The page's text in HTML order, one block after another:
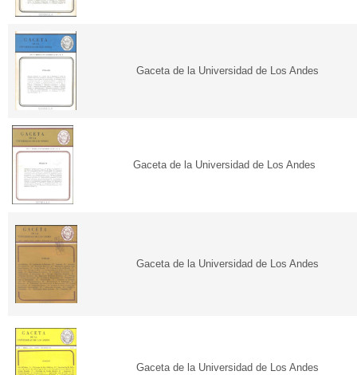
Gaceta de la Universidad de Los Andes
Gaceta de la Universidad de Los Andes
Gaceta de la Universidad de Los Andes
Gaceta de la Universidad de Los Andes